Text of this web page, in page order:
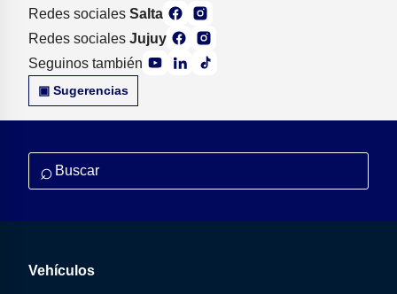
Redes sociales Salta
Redes sociales Jujuy
Seguinos también
▣ Sugerencias
⌕
Vehículos